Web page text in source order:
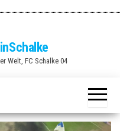
Welt, FC Schalke 04